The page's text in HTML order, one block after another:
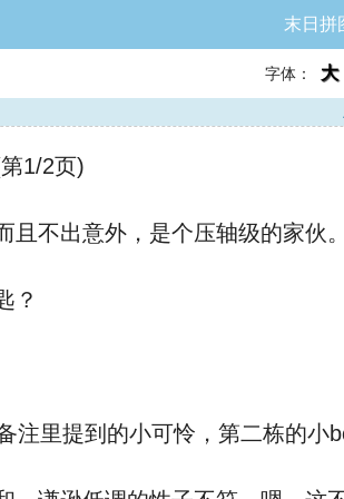
末日拼
字体： 大
1/2页)
不出意外，是个压轴级的家伙。
？
注里提到的小可怜，第二栋的